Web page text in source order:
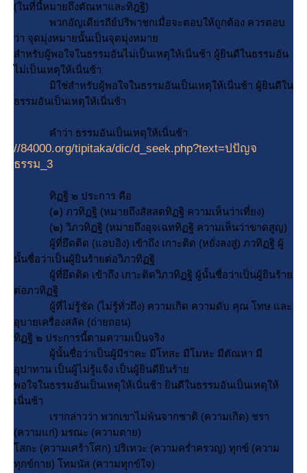
(ในที่นี้หมายถึงตัณหาและทิฎฐิ)
พวกอัญเดียรถีย์ปริพาชกเมื่อจะตอบให้ถูกต้อง ควรตอบ
ว่า จุดมุ่งหมายนั้นเป็นจุดมุ่งหมา
สำหรับผู้พอใจในธรรมอันไม่เป็นเหตุให้เนิ่นช้า ผู้ยินดีในธรรมอัน
ไม่เป็นเหตุให้เนิ่นช้า
มิใช่สำหรับผู้พอใจในธรรมอันเป็นเหตุให้เนิ่นช้า ผู้ยินดีใน
ธรรมอันเป็นเหตุให้เนิ่นช้า
คำว่า ธรรมอันเป็นเหตุให้เนิ่นช้า
//84000.org/tipitaka/dic/d_seek.php?text=ปปัญจ
ธรรม_3
ทิฏฐิ ๒ ประการ คือ
(๑) ภวทิฏฐิ (หมายถึงสัสสตทิฏฐิ ความเห็นว่าเที่ยง)
(๒) วิภวทิฏฐิ (หมายถึงอุจเฉททิฏฐิ ความเห็นว่าขาดสูญ)
ผู้ที่ยึดติด (แอบอิง) เข้าถึง เกาะติด (หยั่งลงสู่) ภวทิฏฐิ ผู้
นั้นชื่อว่าเป็นผู้ยินร้ายต่อวิภวทิฏฐิ
ผู้ที่ยึดติด เข้าถึง เกาะติดวิภวทิฏฐิ ผู้นั้นชื่อว่าเป็นผู้ยินร้า
ต่อภวทิฏฐิ
ผู้ที่ไม่รู้ชัด (ไม่รู้ทั่วถึง) ความเกิด ความดับ คุณ โทษ และ
อุบายเครื่องสลัด (ถ่ายถอน)
ทิฏฐิ ๒ ประการนี้ตามความเป็นจริง
ผู้นั้นชื่อว่าเป็นผู้มีราคะ มีโทสะ มีโมหะ มีตัณหา มี
อุปาทาน เป็นผู้ไม่รู้แจ้ง เป็นผู้ยินดียินร้า
พอใจในธรรมอันเป็นเหตุให้เนิ่นช้า ยินดีในธรรมอันเป็นเหตุให้
เนิ่นช้า
เรากล่าวว่า พวกเขาไม่พ้นจากชาติ (ความเกิด) ชรา
(ความแก่) มรณะ (ความตาย)
สกะ (ความเศร้าโศก) ปริเทวะ (ความคร่ำครวญ) ทุกข์ (ความ
ทุกข์กาย) โทมนัส (ความทุกข์ใจ)